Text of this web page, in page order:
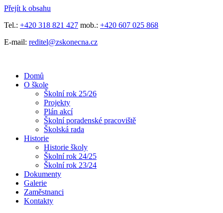
Přejít k obsahu
Tel.: +420 318 821 427 mob.: +420 607 025 868
E-mail: reditel@zskonecna.cz
Domů
O škole
Školní rok 25/26
Projekty
Plán akcí
Školní poradenské pracoviště
Školská rada
Historie
Historie školy
Školní rok 24/25
Školní rok 23/24
Dokumenty
Galerie
Zaměstnanci
Kontakty